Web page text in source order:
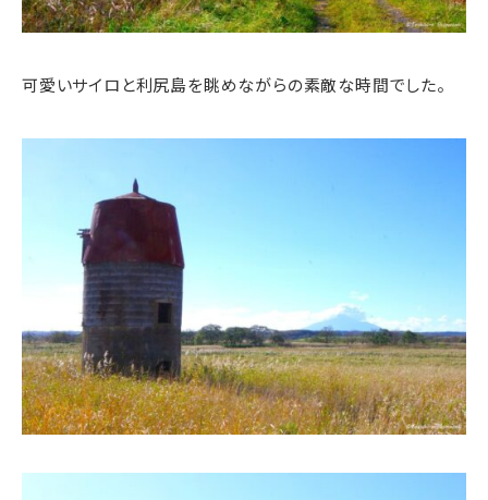
可愛いサイロと利尻島を眺めながらの素敵な時間でした。